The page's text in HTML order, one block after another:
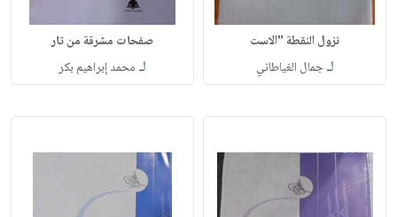
نزول النقطة "الاست
لـجمال الغياطاني
صفحات مشرقة من تار
لـ محمد إبراهيم بكر